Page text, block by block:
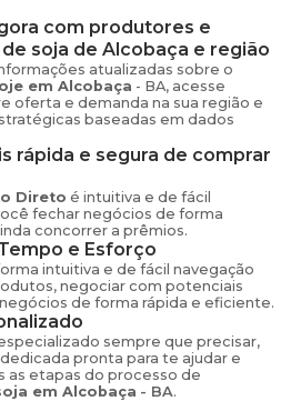
com produtores e
soja de Alcobaça e região
atualizadas sobre o
em Alcobaça - BA, acesse
oferta e demanda na sua região e
baseadas em dados
rápida e segura de comprar
Direto é intuitiva e de fácil
fechar negócios de forma
concorrer a prêmios.
e Esforço
intuitiva e de fácil navegação
negociar com potenciais
de forma rápida e eficiente.
sempre que precisar,
pronta para te ajudar e
as etapas do processo de
em Alcobaça - BA.